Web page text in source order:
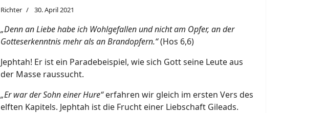
Richter 30. April 2021
„Denn an Liebe habe ich Wohlgefallen und nicht am Opfer, an der
Gotteserkenntnis mehr als an Brandopfern.“(Hos 6,6)
Jephtah! Er ist ein Paradebeispiel, wie sich Gott seine Leute aus
der Masse raussucht.
„Er war der Sohn einer Hure“erfahren wir gleich im ersten Vers des
elften Kapitels. Jephtah ist die Frucht einer Liebschaft Gileads.